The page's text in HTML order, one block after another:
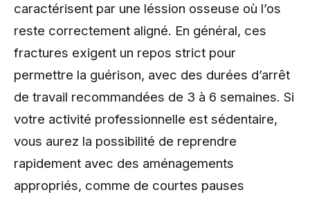
caractérisent par une léssion osseuse où l’os
reste correctement aligné. En général, ces
fractures exigent un repos strict pour
permettre la guérison, avec des durées d’arrêt
de travail recommandées de 3 à 6 semaines. Si
votre activité professionnelle est sédentaire,
vous aurez la possibilité de reprendre
rapidement avec des aménagements
appropriés, comme de courtes pauses